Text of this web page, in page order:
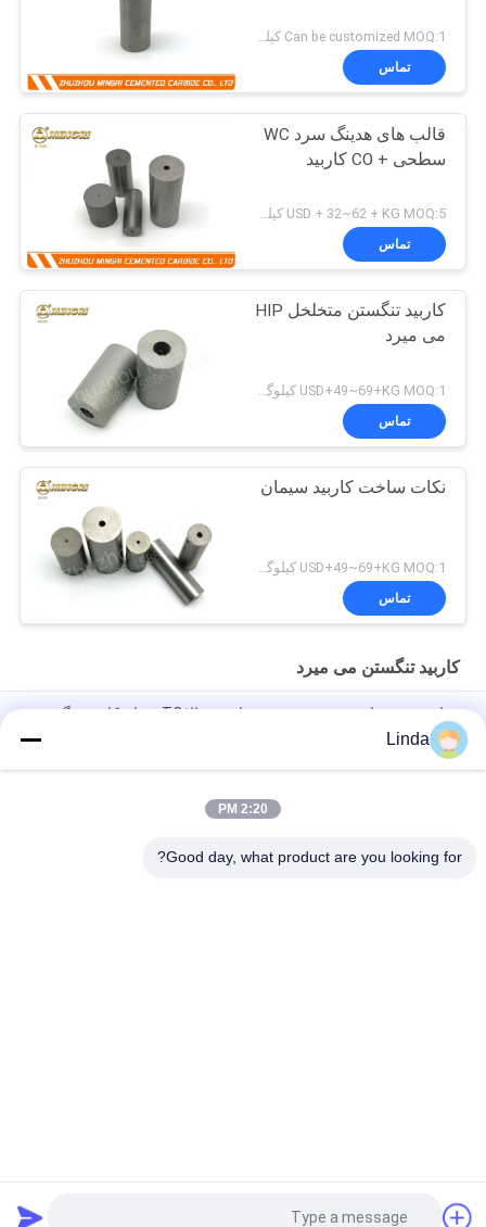
Can be customized MOQ:1 کیلوگرم
تماس
قالب های هدینگ سرد WC
سطحی + CO کاربید
USD + 32~62 + KG MOQ:5 کیلوگرم
تماس
کاربید تنگستن متخلخل HIP
می میرد
USD+49~69+KG MOQ:1 کیلوگرم
تماس
نکات ساخت کاربید سیمان
USD+49~69+KG MOQ:1 کیلوگرم
تماس
کاربید تنگستن می میرد
مقاومت در برابر خمش برش قوی با دقت بالا TC عنوان کاربید تنگستن
می میرد
بوشینگ تنگستن کاربید Die Nibs G55 فلز سخت آلیاژی برای صنعت
Linda
2:20 PM
Good day, what product are you looking for?